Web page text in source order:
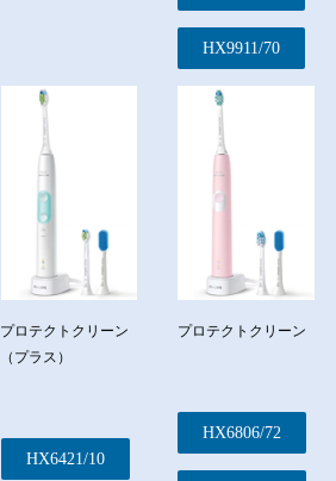
HX9911/70
プロテクトクリーン
（プラス）
HX6421/10
プロテクトクリーン
HX6806/72